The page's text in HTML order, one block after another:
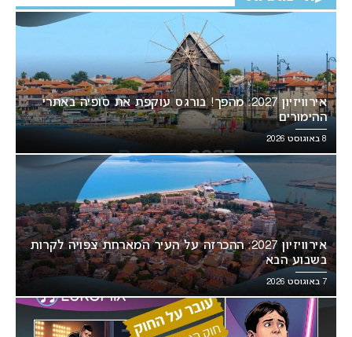
אירוויזיון 2027: מהפך! בורגס עוקפת את סופיה באתרי
ההימורים
8 באוגוסט 2026
אירוויזיון 2027: ההכרזה על העיר המארחת צפויה לקרות
בשבוע הבא
7 באוגוסט 2026